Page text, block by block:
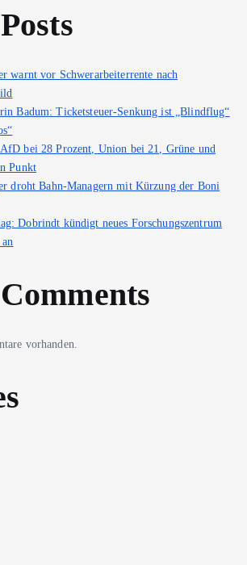
warnt vor Schwerarbeiterrente nach
Badum: Ticketsteuer-Senkung ist „Blindflug“
bei 28 Prozent, Union bei 21, Grüne und
Punkt
droht Bahn-Managern mit Kürzung der Boni
Dobrindt kündigt neues Forschungszentrum
vorhanden.